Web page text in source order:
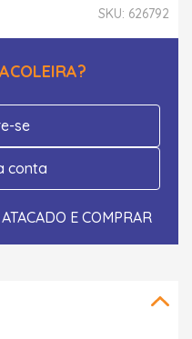
SKU: 626792
se
conta
E COMPRAR